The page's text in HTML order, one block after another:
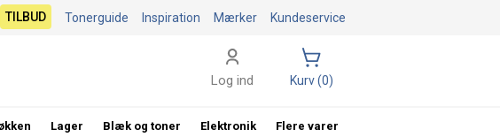
Kundeservice
Mærker
Inspiration
Tonerguide
TILBUD
Log ind Kurv (0)
Lager Blæk og toner Elektronik Flere varer